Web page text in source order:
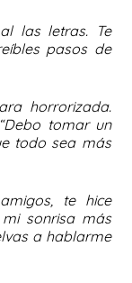
las letras. Te
pasos de
horrorizada.
tomar un
todo sea más
te hice
sonrisa más
a hablarme